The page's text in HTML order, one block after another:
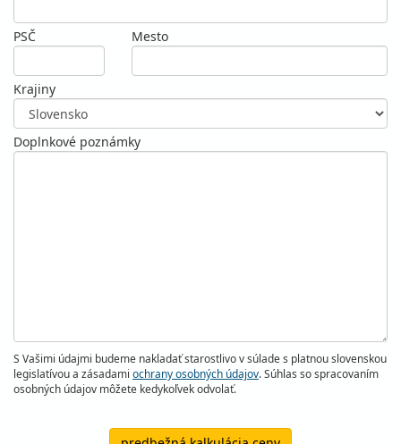
PSČ Mesto
Krajiny
Doplnkové poznámky
S Vašimi údajmi budeme nakladať starostlivo v súlade s platnou slovenskou
legislatívou a zásadami ochrany osobných údajov. Súhlas so spracovaním
osobných údajov môžete kedykoľvek odvolať.